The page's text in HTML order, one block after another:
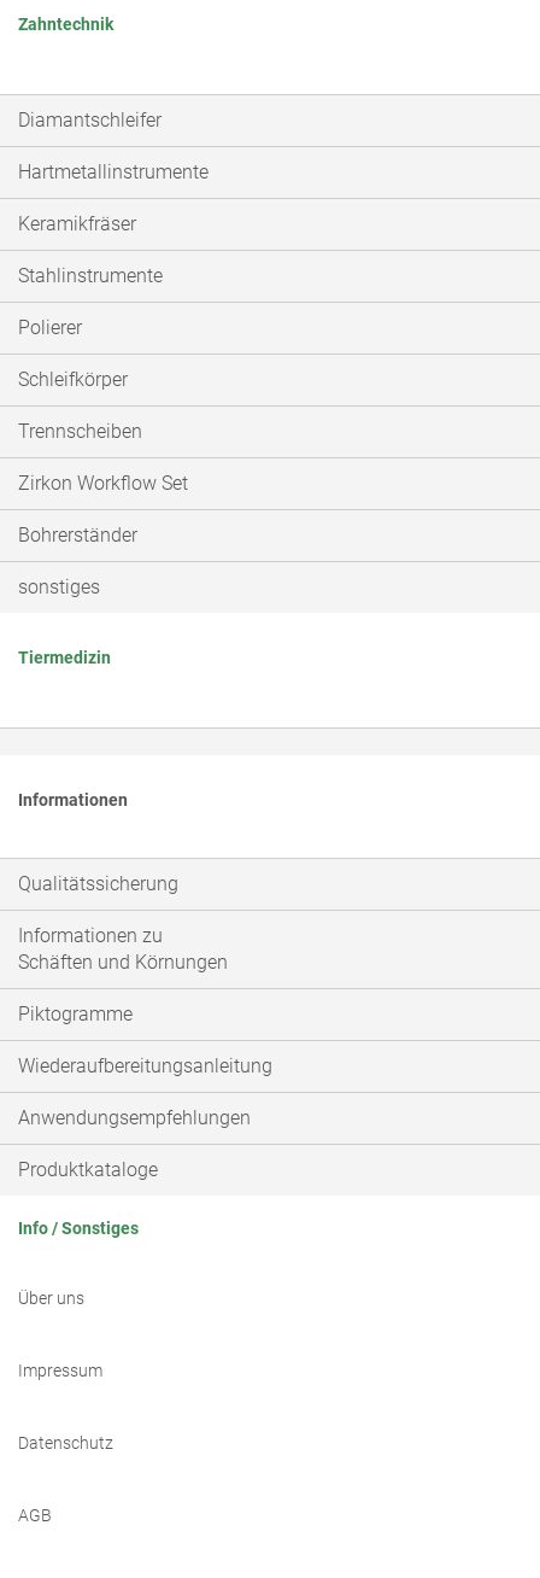
Zahntechnik
Diamantschleifer
Hartmetallinstrumente
Keramikfräser
Stahlinstrumente
Polierer
Schleifkörper
Trennscheiben
Zirkon Workflow Set
Bohrerständer
sonstiges
Tiermedizin
Informationen
Qualitätssicherung
Informationen zu
Schäften und Körnungen
Piktogramme
Wiederaufbereitungsanleitung
Anwendungsempfehlungen
Produktkataloge
Info / Sonstiges
Über uns
Impressum
Datenschutz
AGB